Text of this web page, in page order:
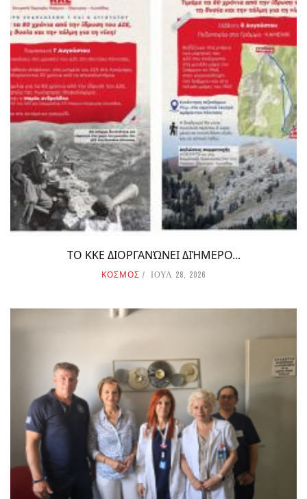
ΤΟ ΚΚΕ ΔΙΟΡΓΑΝΏΝΕΙ ΔΙΉΜΕΡΟ...
ΚΟΣΜΟΣ ΙΟΥΛ 28, 2026